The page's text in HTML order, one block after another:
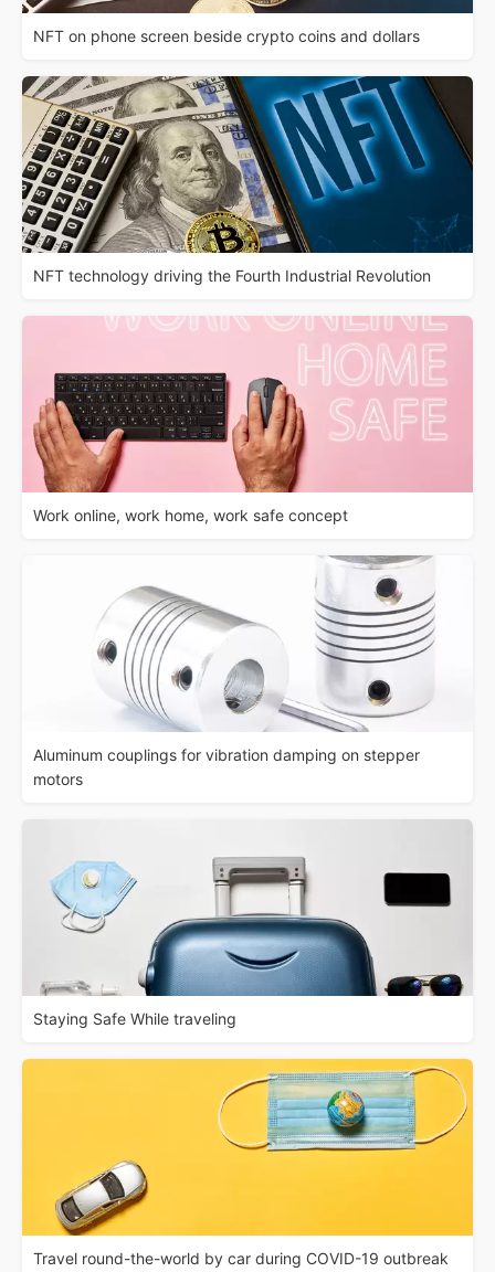
NFT on phone screen beside crypto coins and dollars
NFT technology driving the Fourth Industrial Revolution
Work online, work home, work safe concept
Aluminum couplings for vibration damping on stepper
motors
Staying Safe While traveling
Travel round-the-world by car during COVID-19 outbreak